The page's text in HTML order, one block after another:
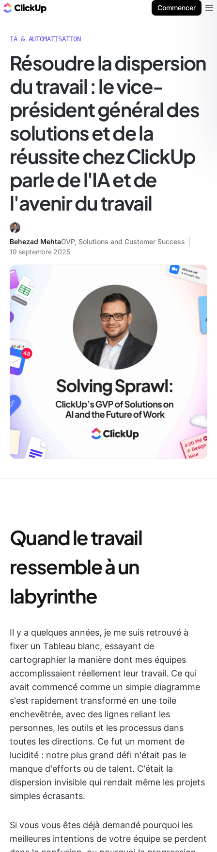
Commencer
IA & AUTOMATISATION
Résoudre la dispersion
du travail : le vice-
président général des
solutions et de la
réussite chez ClickUp
parle de l'IA et de
l'avenir du travail
Behezad MehtaGVP, Solutions and Customer Success
19 septembre 2025
Quand le travail
ressemble à un
labyrinthe
Il y a quelques années, je me suis retrouvé à
fixer un Tableau blanc, essayant de
cartographier la manière dont mes équipes
accomplissaient réellement leur travail. Ce qui
avait commencé comme un simple diagramme
s'est rapidement transformé en une toile
enchevêtrée, avec des lignes reliant les
personnes, les outils et les processus dans
toutes les directions. Ce fut un moment de
lucidité : notre plus grand défi n'était pas le
manque d'efforts ou de talent. C'était la
dispersion invisible qui rendait même les projets
simples écrasants.
Si vous vous êtes déjà demandé pourquoi les
meilleures intentions de votre équipe se perdent